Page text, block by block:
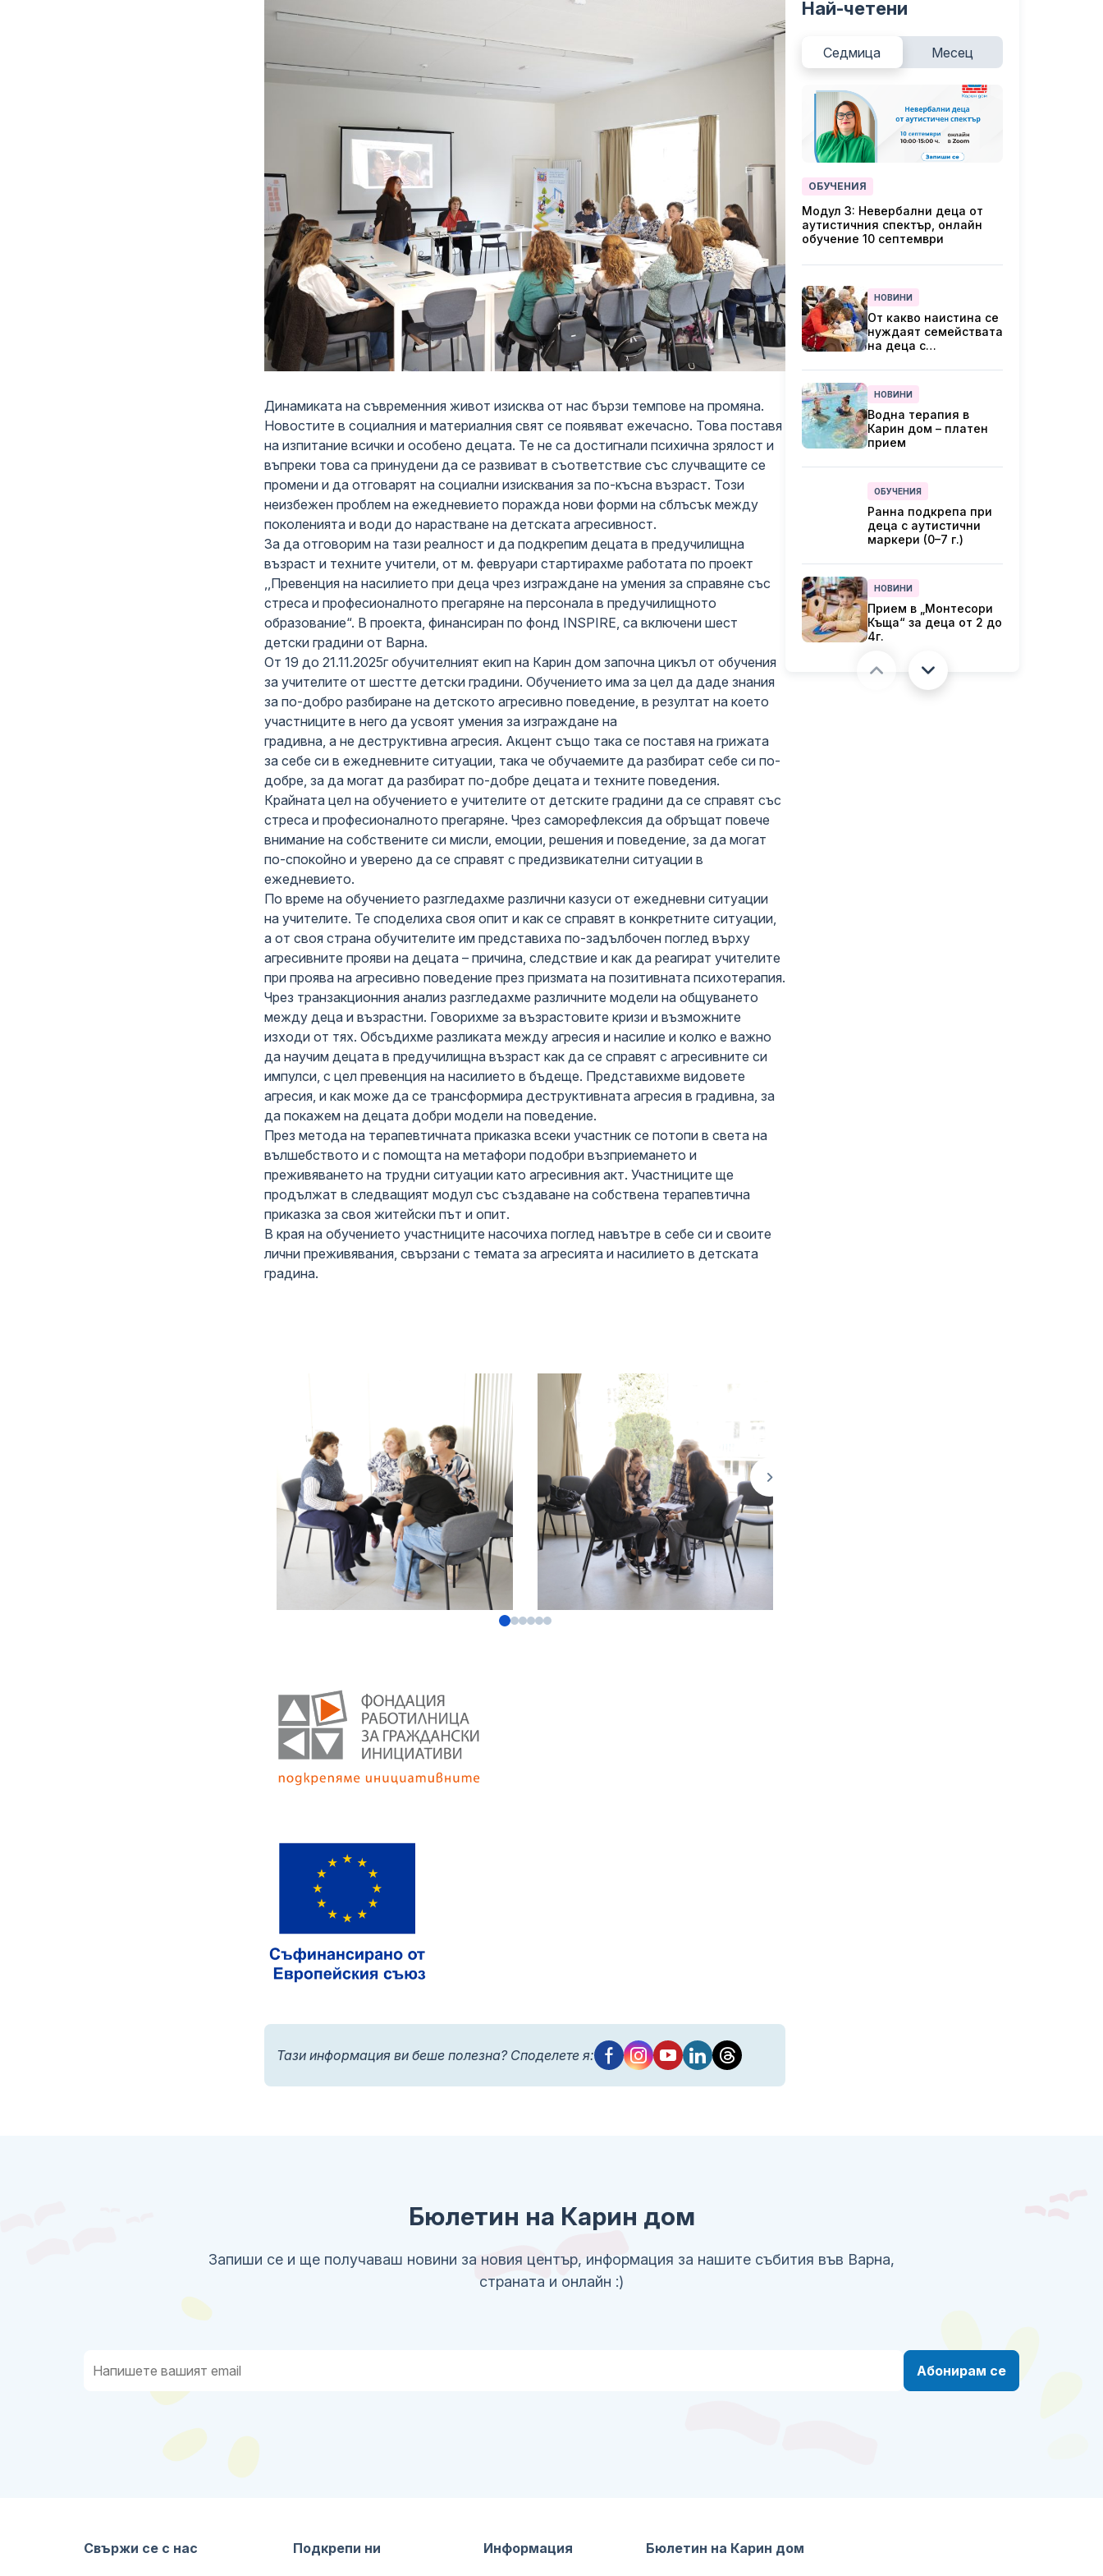
Водна терапия
Монтесори Къща
Услуги за родители
Медицински център
Динамиката на съвременния живот изисква от нас бързи темпове на промяна.
Новостите в социалния и материалния свят се появяват ежечасно. Това поставя
на изпитание всички и особено децата. Те не са достигнали психична зрялост и
въпреки това са принудени да се развиват в съответствие със случващите се
промени и да отговарят на социални изисквания за по-късна възраст. Този
неизбежен проблем на ежедневието поражда нови форми на сблъсък между
поколенията и води до нарастване на детската агресивност.
За да отговорим на тази реалност и да подкрепим децата в предучилищна
възраст и техните учители, от м. февруари стартирахме работата по проект
,,Превенция на насилието при деца чрез изграждане на умения за справяне със
стреса и професионалното прегаряне на персонала в предучилищното
образование“. В проекта, финансиран по фонд INSPIRE, са включени шест
детски градини от Варна.
От 19 до 21.11.2025г обучителният екип на Карин дом започна цикъл от обучения
за учителите от шестте детски градини. Обучението има за цел да даде знания
за по-добро разбиране на детското агресивно поведениe, в резултат на което
участниците в него да усвоят умения за изграждане на
градивна, а не деструктивна агресия. Акцент също така се поставя на грижата
за себе си в ежедневните ситуации, така че обучаемите да разбират себе си по-
добре, за да могат да разбират по-добре децата и техните поведения.
Крайната цел на обучението е учителите от детските градини да се справят със
стреса и професионалното прегаряне. Чрез саморефлексия да обръщат повече
внимание на собствените си мисли, емоции, решения и поведение, за да могат
по-спокойно и уверено да се справят с предизвикателни ситуации в
ежедневието.
По време на обучението разгледахме различни казуси от ежедневни ситуации
на учителите. Те споделиха своя опит и как се справят в конкретните ситуации,
а от своя страна обучителите им представиха по-задълбочен поглед върху
агресивните прояви на децата – причина, следствие и как да реагират учителите
при проява на агресивно поведение през призмата на позитивната психотерапия.
Чрез транзакционния анализ разгледахме различните модели на общуването
между деца и възрастни. Говорихме за възрастовите кризи и възможните
изходи от тях. Обсъдихме разликата между агресия и насилие и колко е важно
да научим децата в предучилищна възраст как да се справят с агресивните си
импулси, с цел превенция на насилието в бъдеще. Представихме видовете
агресия, и как може да се трансформира деструктивната агресия в градивна, за
да покажем на децата добри модели на поведение.
През метода на терапевтичната приказка всеки участник се потопи в света на
вълшебството и с помощта на метафори подобри възприемането и
преживяването на трудни ситуации като агресивния акт. Участниците ще
продължат в следващият модул със създаване на собствена терапевтична
приказка за своя житейски път и опит.
В края на обучението участниците насочиха поглед навътре в себе си и своите
лични преживявания, свързани с темата за агресията и насилието в детската
градина.
Тази информация ви беше полезна? Споделете я:
Най-четени
Седмица Месец
ОБУЧЕНИЯ
Модул 3: Невербални деца от
аутистичния спектър, онлайн
обучение 10 септември
НОВИНИ
От какво наистина се
нуждаят семействата
на деца с
Изводите от две
международни
проучвания
НОВИНИ
Водна терапия в
Карин дом – платен
прием
ОБУЧЕНИЯ
Ранна подкрепа при
деца с аутистични
маркери (0–7 г.)
НОВИНИ
Прием в „Монтесори
Къща“ за деца от 2 до
4г.
Бюлетин на Карин дом
Запиши се и ще получаваш новини за новия център, информация за нашите събития във Варна,
страната и онлайн :)
Абонирам се
Свържи се с нас Подкрепи ни Информация Бюлетин на Карин дом